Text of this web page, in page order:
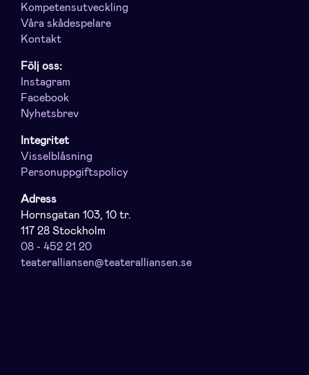
Kompetensutveckling
Våra skådespelare
Kontakt
Följ oss:
Instagram
Facebook
Nyhetsbrev
Integritet
Visselblåsning
Personuppgiftspolicy
Adress
Hornsgatan 103, 10 tr.
117 28 Stockholm
08 - 452 21 20
teateralliansen@teateralliansen.se